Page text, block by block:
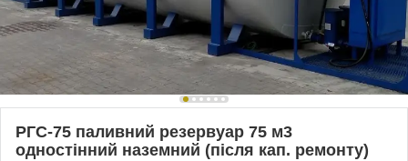
РГС-75 паливний резервуар 75 м3
одностінний наземний (після кап. ремонту)